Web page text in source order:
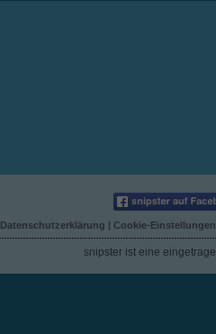
Datenschutzerklärung | Cookie-Einstellungen
snipster ist eine